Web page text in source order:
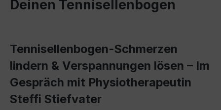
Deinen Tennisellenbogen
Tennisellenbogen-Schmerzen
lindern & Verspannungen lösen – Im
Gespräch mit Physiotherapeutin
Steffi Stiefvater